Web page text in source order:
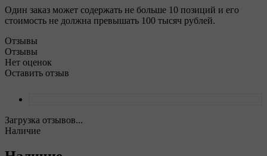
Один заказ может содержать не больше 10 позиций и его
стоимость не должна превышать 100 тысяч рублей.
Отзывы
Отзывы
Нет оценок
Оставить отзыв
Загрузка отзывов...
Наличие